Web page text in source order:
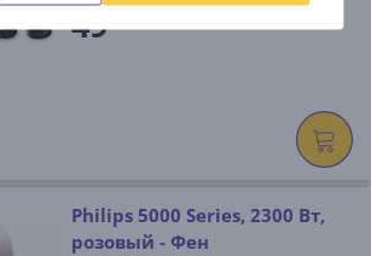
49
Philips 5000 Series, 2300 Вт,
розовый - Фен